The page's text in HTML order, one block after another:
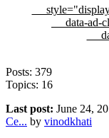
data-ad-
Posts: 379
Topics: 16
Last post: June 24,
Ce... by vinodkhati